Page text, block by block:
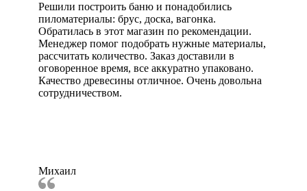
Решили построить баню и понадобились
пиломатериалы: брус, доска, вагонка.
Обратилась в этот магазин по рекомендации.
Менеджер помог подобрать нужные материалы,
рассчитать количество. Заказ доставили в
оговоренное время, все аккуратно упаковано.
Качество древесины отличное. Очень довольна
сотрудничеством.
Михаил